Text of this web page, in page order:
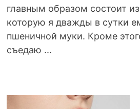
главным образом состоит
которую я дважды в сутки
пшеничной муки. Кроме
съедаю ...